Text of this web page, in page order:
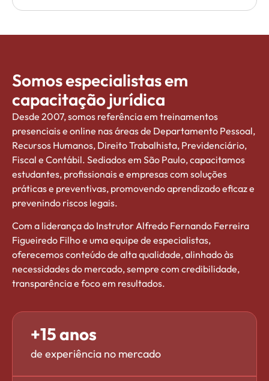
Somos especialistas em
capacitação jurídica
Desde 2007, somos referência em treinamentos
presenciais e online nas áreas de Departamento Pessoal,
Recursos Humanos, Direito Trabalhista, Previdenciário,
Fiscal e Contábil. Sediados em São Paulo, capacitamos
estudantes, profissionais e empresas com soluções
práticas e preventivas, promovendo aprendizado eficaz e
prevenindo riscos legais.
Com a liderança do Instrutor Alfredo Fernando Ferreira
Figueiredo Filho e uma equipe de especialistas,
oferecemos conteúdo de alta qualidade, alinhado às
necessidades do mercado, sempre com credibilidade,
transparência e foco em resultados.
de experiência no mercado
+15 anos